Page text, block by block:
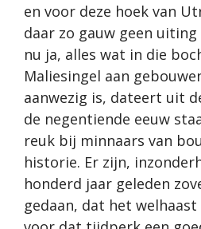
en voor deze hoek van
daar zo gauw geen
nu ja, alles wat in die
Maliesingel aan
aanwezig is, dateert uit
de negentiende eeuw
reuk bij minnaars van
historie. Er zijn,
honderd jaar geleden
gedaan, dat het